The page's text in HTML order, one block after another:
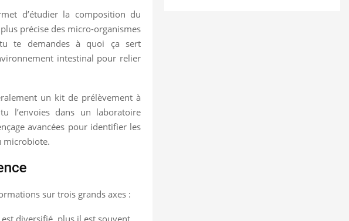
d’étudier la composition du
précise des micro-organismes
te demandes à quoi ça sert
intestinal pour relier
un kit de prélèvement à
l’envoies dans un laboratoire
avancées pour identifier les
microbiote.
sur trois grands axes :
diversifié, plus il est souvent